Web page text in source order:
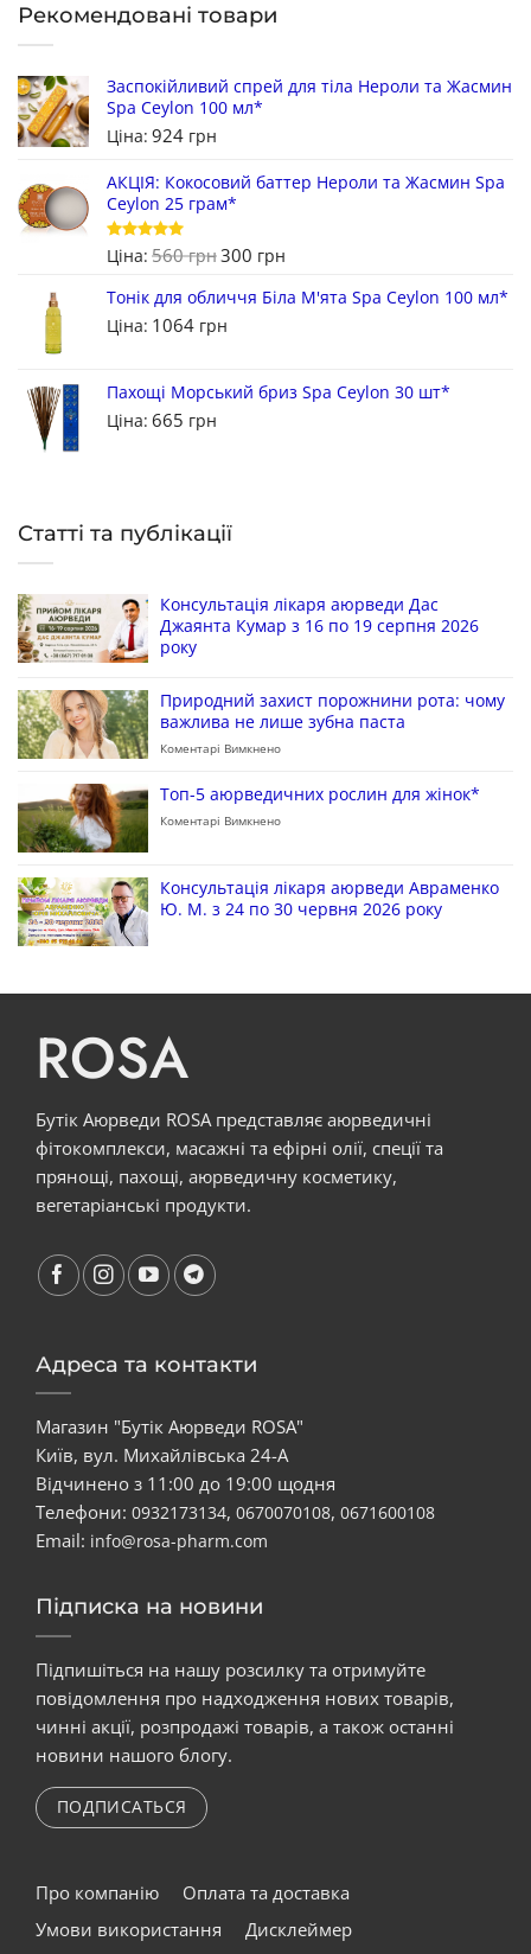
Рекомендовані товари
Заспокійливий спрей для тіла Нероли та Жасмин
Spa Ceylon 100 мл*
Ціна: 924 грн
АКЦІЯ: Кокосовий баттер Нероли та Жасмин Spa
Ceylon 25 грам*
Оцінено в
5з 5
Ціна: 560грн300 грн
Тонік для обличчя Біла М'ята Spa Ceylon 100 мл*
Ціна: 1064 грн
Пахощі Морський бриз Spa Ceylon 30 шт*
Ціна: 665 грн
Статті та публікації
Консультація лікаря аюрведи Дас
Джаянта Кумар з 16 по 19 серпня 2026
року
Природний захист порожнини рота: чому
важлива не лише зубна паста
Коментарі Вимкнено
Топ-5 аюрведичних рослин для жінок*
Коментарі Вимкнено
Консультація лікаря аюрведи Авраменко
Ю. М. з 24 по 30 червня 2026 року
ROSA
Бутік Аюрведи ROSA представляє аюрведичні
фітокомплекси, масажні та ефірні олії, спеції та
прянощі, пахощі, аюрведичну косметику,
вегетаріанські продукти.
Адреса та контакти
Магазин "Бутік Аюрведи ROSA"
Київ, вул. Михайлівська 24-А
Відчинено з 11:00 до 19:00 щодня
Телефони: 0932173134, 0670070108, 0671600108
Email: info@rosa-pharm.com
Підписка на новини
Підпишіться на нашу розсилку та отримуйте
повідомлення про надходження нових товарів,
чинні акції, розпродажі товарів, а також останні
новини нашого блогу.
ПОДПИСАТЬСЯ
Про компанію
Оплата та доставка
Умови використання
Дисклеймер